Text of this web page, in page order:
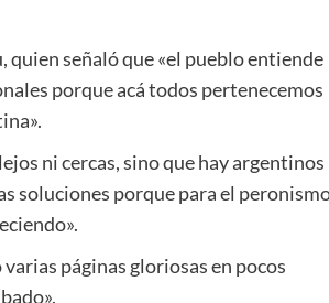
quien señaló que «el pueblo entiende
porque acá todos pertenecemos
ni cercas, sino que hay argentinos
soluciones porque para el
páginas gloriosas en pocos